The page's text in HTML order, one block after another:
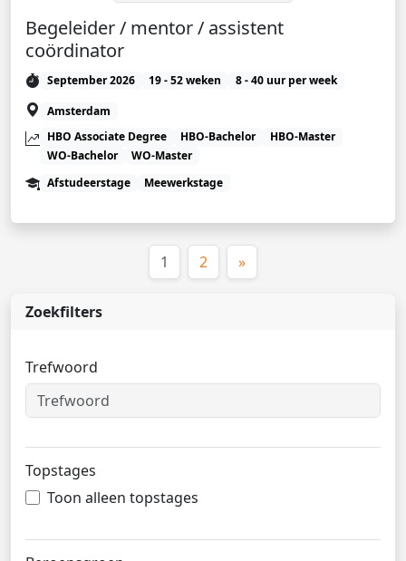
Zoekfilters
Trefwoord
Topstages
Toon alleen topstages
Begeleider / mentor / assistent
coördinator
September 2026 19 - 52 weken
8 - 40 uur per week
Amsterdam
HBO Associate Degree
HBO-Bachelor
HBO-Master
WO-Bachelor
WO-Master
Afstudeerstage
Meewerkstage
1 (huidige)
2 »